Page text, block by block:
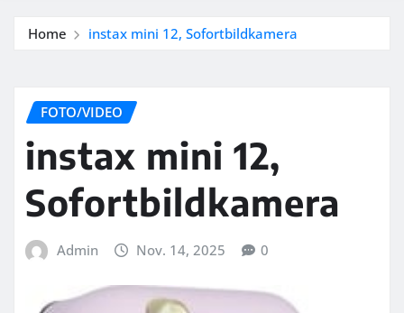
Home instax mini 12, Sofortbildkamera
FOTO/VIDEO
instax mini 12,
Sofortbildkamera
Admin Nov. 14, 2025 0